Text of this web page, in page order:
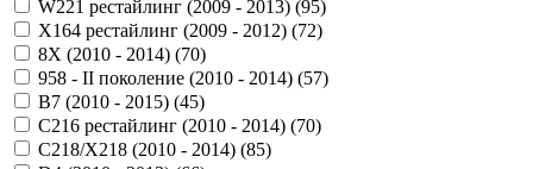
W221 рестайлинг (2009 - 2013) (95)
X164 рестайлинг (2009 - 2012) (72)
8X (2010 - 2014) (70)
958 - II поколение (2010 - 2014) (57)
B7 (2010 - 2015) (45)
C216 рестайлинг (2010 - 2014) (70)
C218/X218 (2010 - 2014) (85)